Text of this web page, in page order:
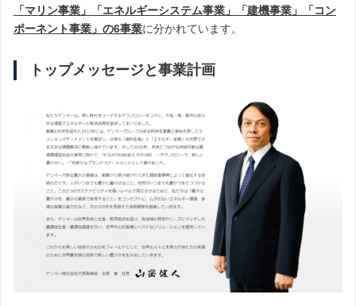
「マリン事業」「エネルギーシステム事業」「建機事業」「コン
ポーネント事業」の6事業に分かれています。
トップメッセージと事業計画